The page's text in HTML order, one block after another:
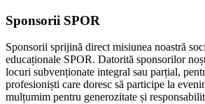
Sponsorii SPOR
Sponsorii sprijină direct misiunea noastră
educaționale SPOR. Datorită sponsorilor
locuri subvenționate integral sau parțial,
profesioniști care doresc să participe la
mulțumim pentru generozitate și